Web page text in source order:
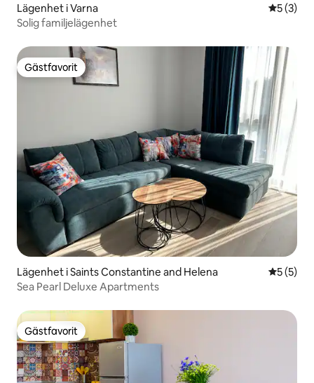
Lägenhet i Varna 5 av 5 i
5 (3)
Solig familjelägenhet
Gästfavorit
Gästfavorit
Lägenhet i Saints Constantine and Helena 5 av 5 i
5 (5)
Sea Pearl Deluxe Apartments
Gästfavorit
Gästfavorit